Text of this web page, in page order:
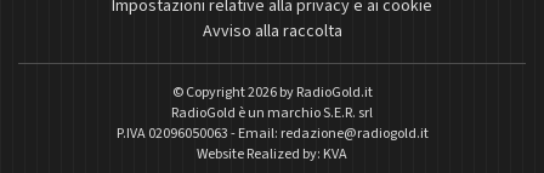
Impostazioni relative alla privacy e ai cookie
Avviso alla raccolta
© Copyright 2026 byRadioGold.it
RadioGold è un marchio S.E.R. srl
P.IVA 02096050063 - Email: redazione@radiogold.it
Website Realized by: KVA